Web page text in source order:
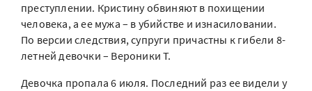
преступлении. Кристину обвиняют в похищении
человека, а ее мужа – в убийстве и изнасиловании.
По версии следствия, супруги причастны к гибели 8-
летней девочки – Вероники Т.
Девочка пропала 6 июля. Последний раз ее видели у